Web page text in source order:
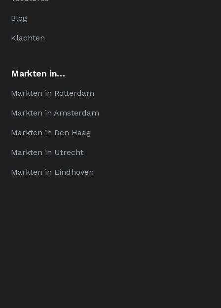
Blog
Klachten
Markten in…
Markten in Rotterdam
Markten in Amsterdam
Markten in Den Haag
Markten in Utrecht
Markten in Eindhoven